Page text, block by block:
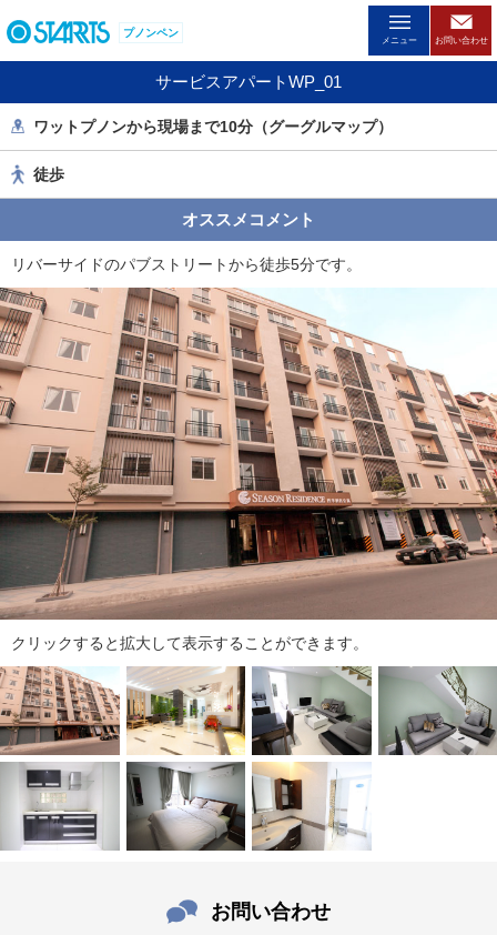
ー
ジ
移
す
め
リ
ン
ク
で
す
。
ダ
情
移
動
し
ま
す
。
本
プノンペン
メニュー お問い合わせ
サービスアパートWP_01
ワットプノンから現場まで10分（グーグルマップ）
徒歩
オススメコメント
リバーサイドのパブストリートから徒歩5分です。
クリックすると拡大して表示することができます。
お問い合わせ